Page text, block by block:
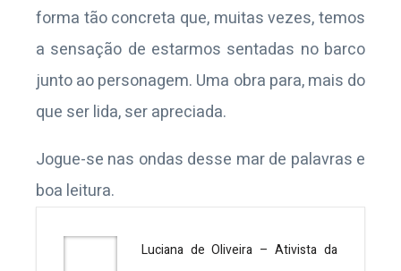
forma tão concreta que, muitas vezes, temos
a sensação de estarmos sentadas no barco
junto ao personagem. Uma obra para, mais do
que ser lida, ser apreciada.
Jogue-se nas ondas desse mar de palavras e
boa leitura.
Luciana de Oliveira – Ativista da